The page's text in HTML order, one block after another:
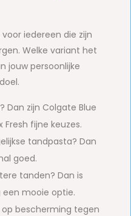
iedereen die zijn
Welke variant het
jouw persoonlijke
Dan zijn Colgate Blue
Fresh fijne keuzes.
tandpasta? Dan
goed.
tanden? Dan is
mooie optie.
op bescherming tegen